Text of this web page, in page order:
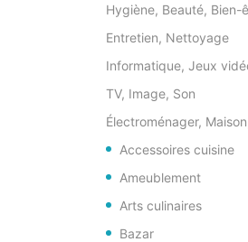
Hygiène, Beauté, Bien-
Entretien, Nettoyage
Informatique, Jeux
TV, Image, Son
Électroménager,
Accessoires cuisine
Ameublement
Arts culinaires
Bazar